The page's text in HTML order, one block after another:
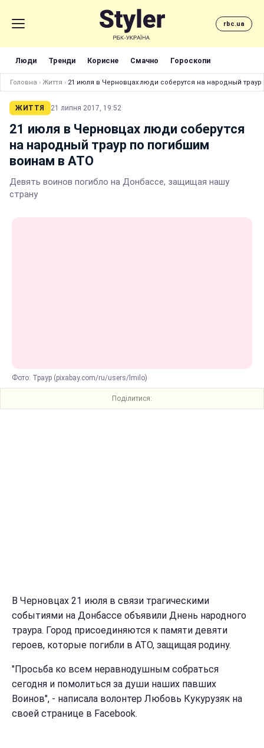
rbc.ua
Люди Тренди Корисне Смачно Гороскопи
Головна › Життя › 21 июля в Черновцах люди соберутся на народный
ЖИТТЯ 21 липня 2017, 19:52
21 июля в Черновцах люди соберутся
на народный траур по погибшим
воинам в АТО
Девять воинов погибло на Донбассе, защищая нашу
страну
Фото: Траур (pixabay.com/ru/users/lmilo)
Поділитися:
В Черновцах 21 июля в связи трагическими
событиями на Донбассе объявили Днень народного
траура. Город присоединяются к памяти девяти
героев, которые погибли в АТО, защищая родину.
"Просьба ко всем неравнодушным собраться
сегодня и помолиться за души наших павших
Воинов", - написала волонтер Любовь Кукурузяк на
своей странице в Facebook.